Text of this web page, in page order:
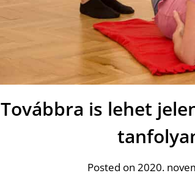
Továbbra is lehet
Posted on 2020.